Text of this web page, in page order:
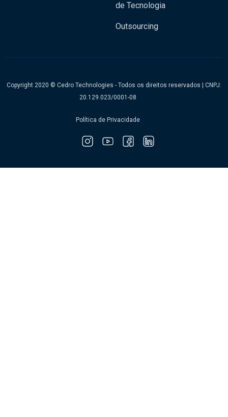
de Tecnologia
Outsourcing
Copyright 2020 © Cedro Technologies - Todos os direitos reservados | CNPJ:
20.129.023/0001-08
Política de Privacidade